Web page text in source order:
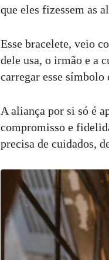
que eles fizessem as
Esse bracelete, veio
dele usa, o irmão e a
carregar esse símbolo
A aliança por si só é
compromisso e
precisa de cuidados,